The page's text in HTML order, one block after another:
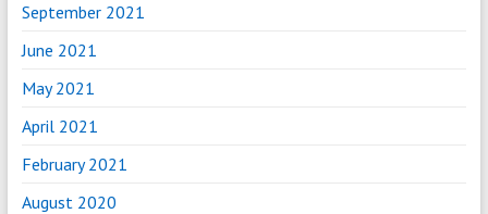
September 2021
June 2021
May 2021
April 2021
February 2021
August 2020